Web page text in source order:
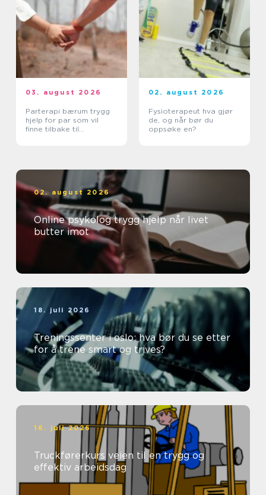
03. august 2026
Parterapi bærum trygg
hjelp for par som vil
finne tilbake til
02. august 2026
Fysioterapeut hva gjør
de, og når bør du
oppsøke en?
02. august 2026
Online psykolog trygg hjelp når livet
butter imot
18. juli 2026
Treningssenter i oslo: hva bør du se etter
for å trene smart og trives?
16. juli 2026
Truckførerkurs veien til en trygg og
effektiv arbeidsdag